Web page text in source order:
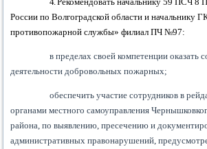
России по Волгоградской области и начальнику
противопожарной службы» филиал ПЧ №97:
в пределах своей компетенции оказать
деятельности добровольных пожарных;
обеспечить участие сотрудников в
органами местного самоуправления
района, по выявлению, пресечению и
административных правонарушений,